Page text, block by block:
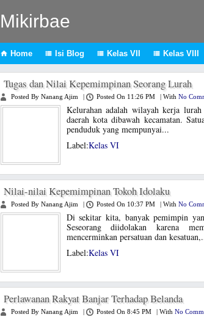
Mikirbae
 Home  Isi Blog  Kelas VII  Kelas VIII
Tugas dan Nilai Kepemimpinan Seorang Lurah
Posted By Nanang Ajim Posted On 11:26 PM With No
Kelurahan adalah wilayah kerja lurah
daerah kota dibawah kecamatan.
penduduk yang mempunyai...
Label:Kelas VI
Nilai-nilai Kepemimpinan Tokoh Idolaku
Posted By Nanang Ajim Posted On 10:37 PM With No
Di sekitar kita, banyak pemimpin
Seseorang diidolakan karena
mencerminkan persatuan dan
Label:Kelas VI
Perlawanan Rakyat Banjar Terhadap Belanda
Posted By Nanang Ajim Posted On 8:45 PM With No